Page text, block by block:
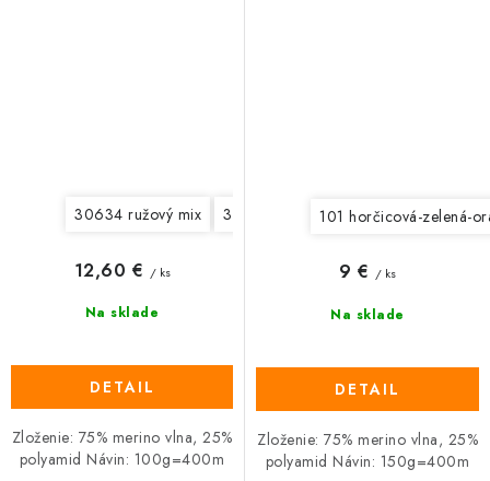
30634 ružový mix 30635 zeleno-modrý mix 30636
Na sklade
12,60 € / ks
DETAIL
Zloženie: 75% merino vlna, 25%
polyamid Návin: 100g=400m
101 horčicová-zelená-
Na sklade
9 € / ks
DETAIL
Zloženie: 75% merino vlna, 25%
polyamid Návin: 150g=400m